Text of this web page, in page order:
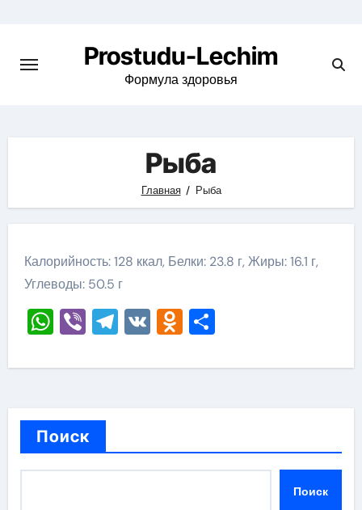
содержимому
Prostudu-Lechim
Формула здоровья
Рыба
Главная Рыба
Калорийность: 128 ккал, Белки: 23.8 г, Жиры: 16.1 г,
Углеводы: 50.5 г
WhatsApp
ViberTelegram
VKOdnoklassniki
Отправить
Поиск
Поиск